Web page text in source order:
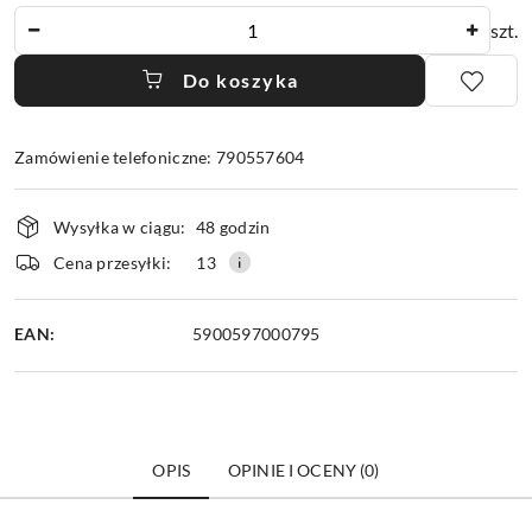
szt.
Do koszyka
Zamówienie telefoniczne: 790557604
Dostępność
i
dostawa
Wysyłka w ciągu: 48 godzin
Cena przesyłki:
13
EAN: 5900597000795
OPIS OPINIE I OCENY (0)